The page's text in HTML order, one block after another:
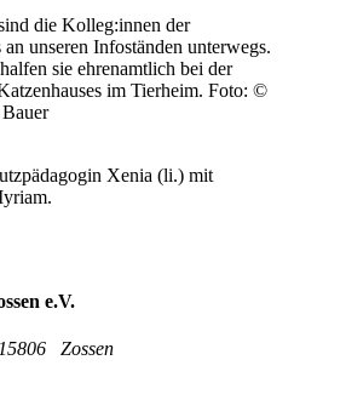
die Kolleg:innen der
unseren Infoständen unterwegs.
sie ehrenamtlich bei der
im Tierheim. Foto: ©
Xenia (li.) mit
e.V.
15806
Zossen